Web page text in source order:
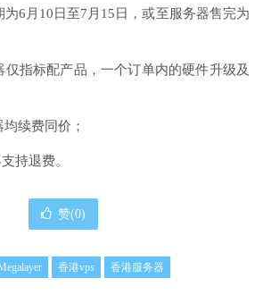
为6月10日至7月15日，或至服务器售完为
仅指标配产品，一个订单内的硬件升级及
续费同价；
持退费。
赞(0)
香港vps 香港服务器